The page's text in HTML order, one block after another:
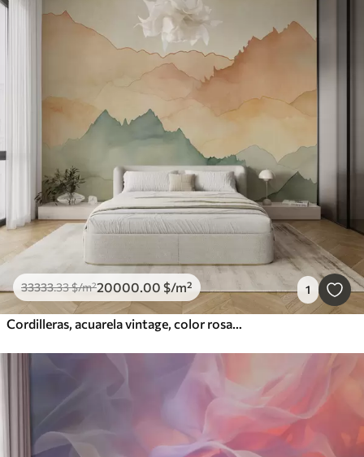
33333.33$/m²20000.00 $/m² 1
Cordilleras, acuarela vintage, color rosa, azul y amarillo